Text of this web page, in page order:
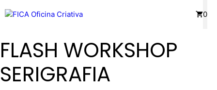
para
conteúdo
0
FLASH WORKSHOP
SERIGRAFIA